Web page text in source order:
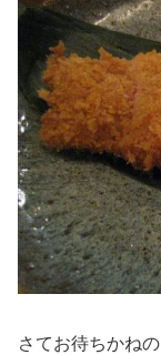
さてお待ちかね